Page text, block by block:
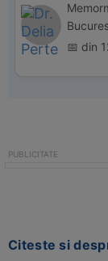
📅 din
Citeste si